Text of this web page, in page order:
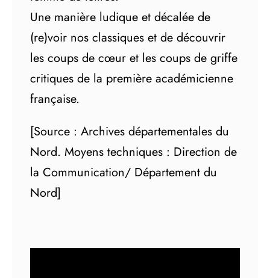
Une manière ludique et décalée de
(re)voir nos classiques et de découvrir
les coups de cœur et les coups de griffe
critiques de la première académicienne
française.
[Source : Archives départementales du
Nord. Moyens techniques : Direction de
la Communication/ Département du
Nord]